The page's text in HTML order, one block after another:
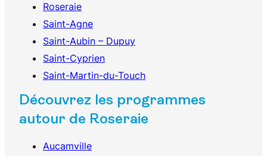
Roseraie
Saint-Agne
Saint-Aubin – Dupuy
Saint-Cyprien
Saint-Martin-du-Touch
Découvrez les programmes
autour de Roseraie
Aucamville